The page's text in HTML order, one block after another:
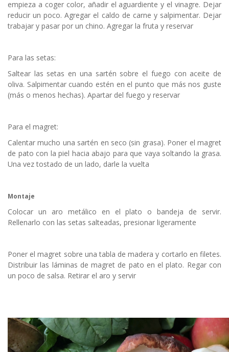
empieza a coger color, añadir el aguardiente y el vinagre. Dejar
reducir un poco. Agregar el caldo de carne y salpimentar. Dejar
trabajar y pasar por un chino. Agregar la fruta y reservar
Para las setas:
Saltear las setas en una sartén sobre el fuego con aceite de
oliva. Salpimentar cuando estén en el punto que más nos guste
(más o menos hechas). Apartar del fuego y reservar
Para el magret:
Calentar mucho una sartén en seco (sin grasa). Poner el magret
de pato con la piel hacia abajo para que vaya soltando la grasa.
Una vez tostado de un lado, darle la vuelta
Montaje
Colocar un aro metálico en el plato o bandeja de servir.
Rellenarlo con las setas salteadas, presionar ligeramente
Poner el magret sobre una tabla de madera y cortarlo en filetes.
Distribuir las láminas de magret de pato en el plato. Regar con
un poco de salsa. Retirar el aro y servir